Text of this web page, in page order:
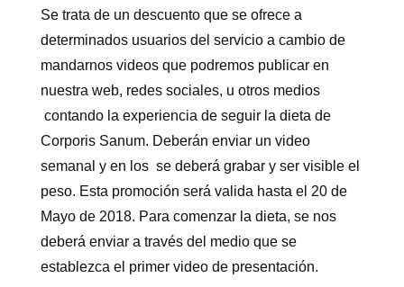
Se trata de un descuento que se ofrece a
determinados usuarios del servicio a cambio de
mandarnos videos que podremos publicar en
nuestra web, redes sociales, u otros medios
contando la experiencia de seguir la dieta de
Corporis Sanum. Deberán enviar un video
semanal y en los se deberá grabar y ser visible el
peso. Esta promoción será valida hasta el 20 de
Mayo de 2018. Para comenzar la dieta, se nos
deberá enviar a través del medio que se
establezca el primer video de presentación.